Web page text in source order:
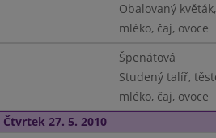
Obalovaný
mléko, čaj, ovoce
Špenátová
Studený talíř,
mléko, čaj, ovoce
Čtvrtek 27. 5. 2010